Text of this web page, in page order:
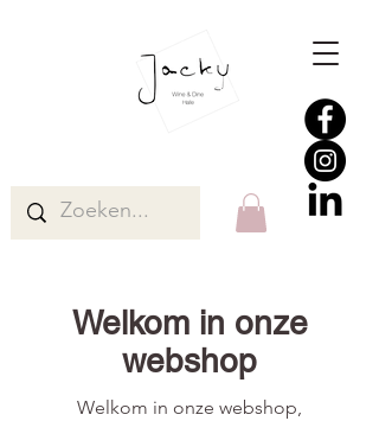
Welkom in onze
webshop
Welkom in onze webshop,